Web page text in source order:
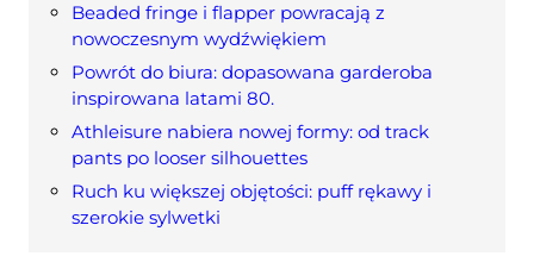
Beaded fringe i flapper powracają z
nowoczesnym wydźwiękiem
Powrót do biura: dopasowana garderoba
inspirowana latami 80.
Athleisure nabiera nowej formy: od track
pants po looser silhouettes
Ruch ku większej objętości: puff rękawy i
szerokie sylwetki